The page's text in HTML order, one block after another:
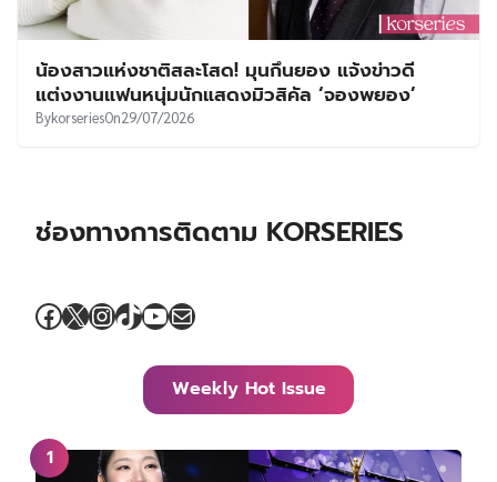
น้องสาวแห่งชาติสละโสด! มุนกึนยอง แจ้งข่าวดี
แต่งงานแฟนหนุ่มนักแสดงมิวสิคัล ‘จองพยอง’
BykorseriesOn29/07/2026
ช่องทางการติดตาม KORSERIES
Facebook
X Instagram
TikTok
YouTube
Mail
Weekly Hot Issue